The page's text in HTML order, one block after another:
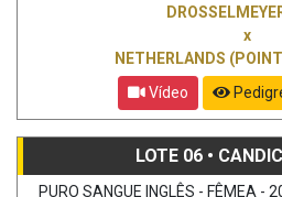
x
NETHERLANDS
Vídeo
LOTE 06 •
PURO SANGUE INGLÊS - FÊMEA